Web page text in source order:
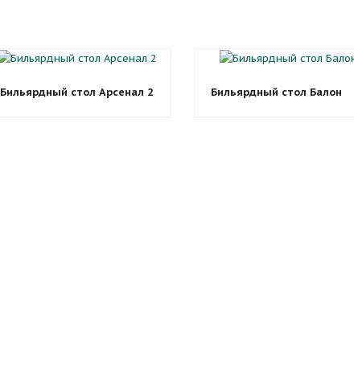
Бильярдный стол Арсенал 2 Бильярдный стол Балон